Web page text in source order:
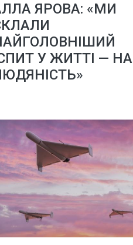
ЯРОВА: «МИ
У ЖИТТІ — НА